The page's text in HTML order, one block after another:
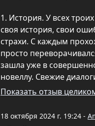
1. История. У всех
своя история, свои
страхи. С каждым
просто
зашла уже в
новеллу. Свежие
Показать отзыв
18 октября 2024 г. 19:24 -